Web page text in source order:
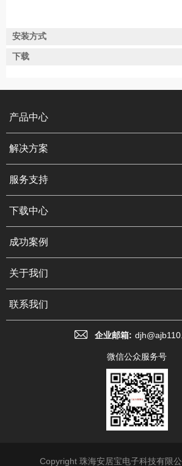
安装方式
下载
产品中心
解决方案
服务支持
下载中心
成功案例
关于我们
联系我们
企业邮箱:
微信公众服务号
Copyright 珠海安居宝电子科技有限